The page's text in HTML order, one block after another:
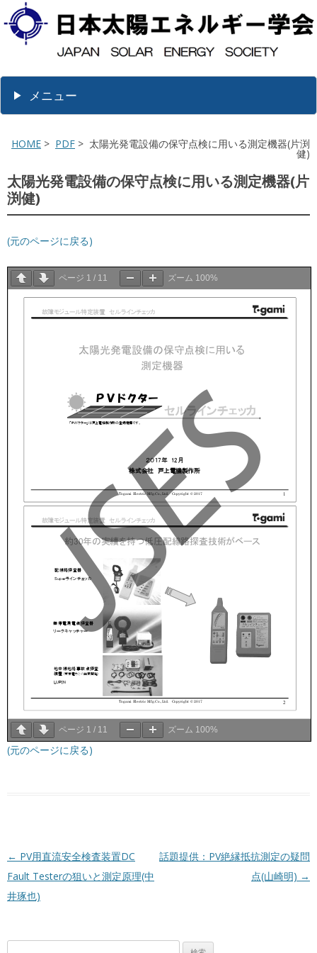
メニュー
HOME > PDF > 太陽光発電設備の保守点検に用いる測定機器(片渕
健)
太陽光発電設備の保守点検に用いる測定機器(片
渕健)
(元のページに戻る)
ページ 1 / 11 ズーム 100%
ページ 1 / 11 ズーム 100%
(元のページに戻る)
投稿ナビゲーション
← PV用直流安全検査装置DC
Fault Testerの狙いと測定原理(中
井琢也)
話題提供：PV絶縁抵抗測定の疑問
点(山崎明) →